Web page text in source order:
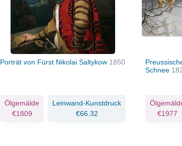
Porträt von Fürst Nikolai Saltykow 1850
Ölgemälde
€1809
Leinwand-Kunstdruck
€66.32
Schnee
€1977